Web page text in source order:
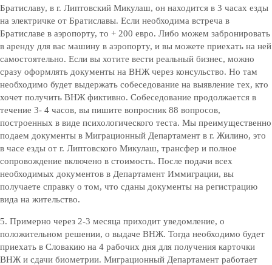
Братиславу, в г. Липтовский Микулаш, он находится в 3 часах езды
на электричке от Братиславы. Если необходима встреча в
Братиславе в аэропорту, то + 200 евро. Либо можем забронировать
в аренду для вас машину в аэропорту, и вы можете приехать на ней
самостоятельно. Если вы хотите вести реальный бизнес, можно
сразу оформлять документы на ВНЖ через консульство. Но там
необходимо будет выдержать собеседование на выявление тех, кто
хочет получить ВНЖ фиктивно. Собеседование продолжается в
течение 3- 4 часов, вы пишите вопросник 88 вопросов,
построенных в виде психологического теста. Мы преимущественно
подаем документы в Миграционный Департамент в г. Жилино, это
в часе езды от г. Липтовского Микулаш, трансфер и полное
сопровождение включено в стоимость. После подачи всех
необходимых документов в Департамент Иммиграции, вы
получаете справку о том, что сданы документы на регистрацию
вида на жительство.
5. Примерно через 2-3 месяца приходит уведомление, о
положительном решении, о выдаче ВНЖ. Тогда необходимо будет
приехать в Словакию на 4 рабочих дня для получения карточки
ВНЖ и сдачи биометрии. Миграционный Департамент работает